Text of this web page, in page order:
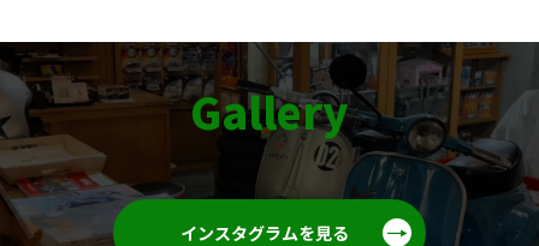
Gallery
インスタグラムを見る